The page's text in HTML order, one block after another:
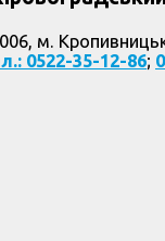
м.
0522-35-12-86;